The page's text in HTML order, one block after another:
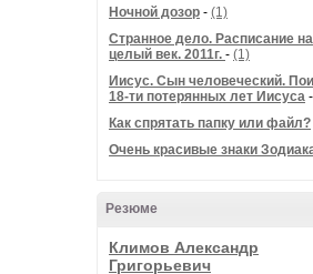
Ночной дозор - (1)
Странное дело. Расписание на
целый век. 2011г. - (1)
Иисус. Сын человеческий.
18-ти потерянных лет Иисуса -
Как спрятать папку или файл?
Очень красивые знаки
Резюме
Климов Александр
Григорьевич